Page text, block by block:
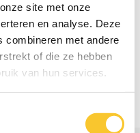
site met onze
en analyse. Deze
combineren met andere
of die ze hebben
van hun services.
Filters